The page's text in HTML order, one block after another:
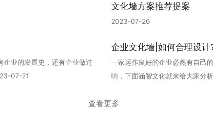
文化墙方案推荐提案
2023-07-26
企业的发展史，还有企业做过
07-21
企业文化墙|如何合理设计
一家运作良好的企业必然有自己
响，下面涵智文化就来给大家分
查看更多